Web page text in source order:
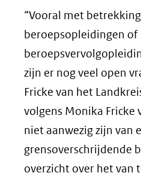
“Vooral met
beroepsopleidingen of
zijn er nog veel open
Fricke van het
volgens Monika
niet aanwezig zijn van
grensoverschrijdende
overzicht over het van